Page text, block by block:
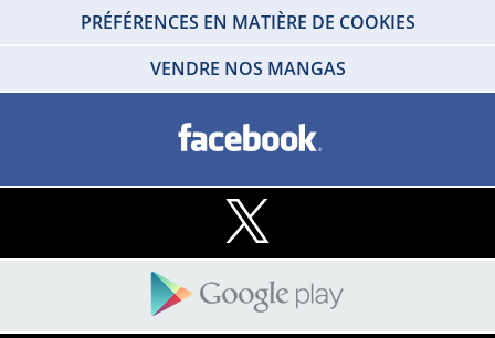
PRÉFÉRENCES EN MATIÈRE DE COOKIES
VENDRE NOS MANGAS